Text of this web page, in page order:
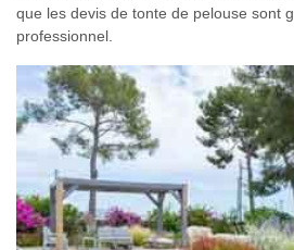
que les devis de tonte de pelouse sont
professionnel.